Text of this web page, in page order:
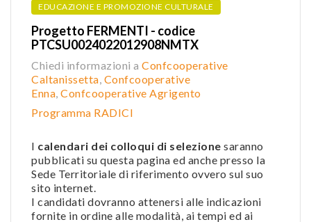
EDUCAZIONE E PROMOZIONE CULTURALE
Progetto FERMENTI - codice
PTCSU0024022012908NMTX
Chiedi informazioni a Confcooperative
Caltanissetta, Confcooperative
Enna, Confcooperative Agrigento
Programma RADICI
I calendari dei colloqui di selezione saranno
pubblicati su questa pagina ed anche presso la
Sede Territoriale di riferimento ovvero sul suo
sito internet.
I candidati dovranno attenersi alle indicazioni
fornite in ordine alle modalità, ai tempi ed ai